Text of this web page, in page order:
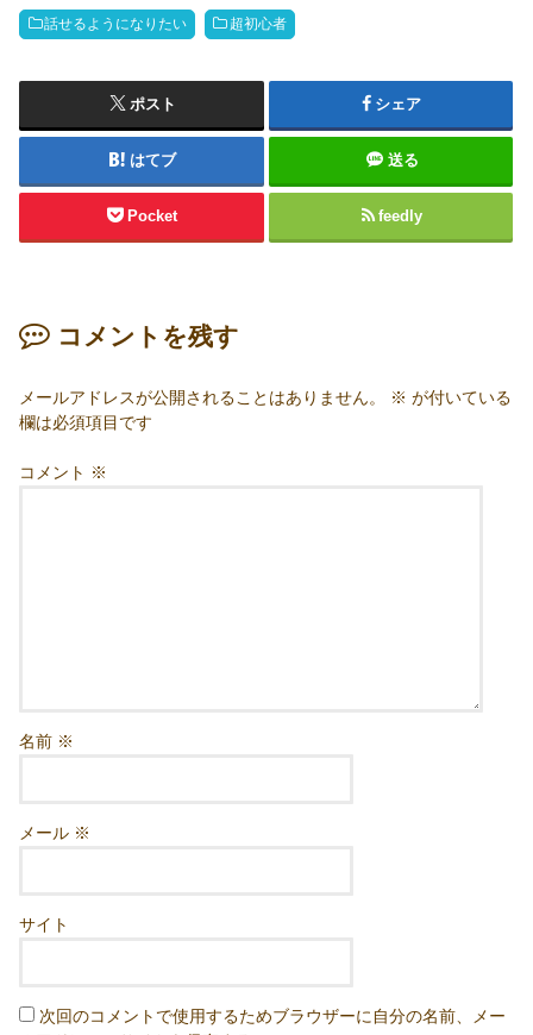
話せるようになりたい 超初心者
ポスト シェア
はてブ 送る
Pocket feedly
コメントを残す
メールアドレスが公開されることはありません。 ※ が付いている
欄は必須項目です
コメント ※
名前 ※
メール ※
サイト
次回のコメントで使用するためブラウザーに自分の名前、メー